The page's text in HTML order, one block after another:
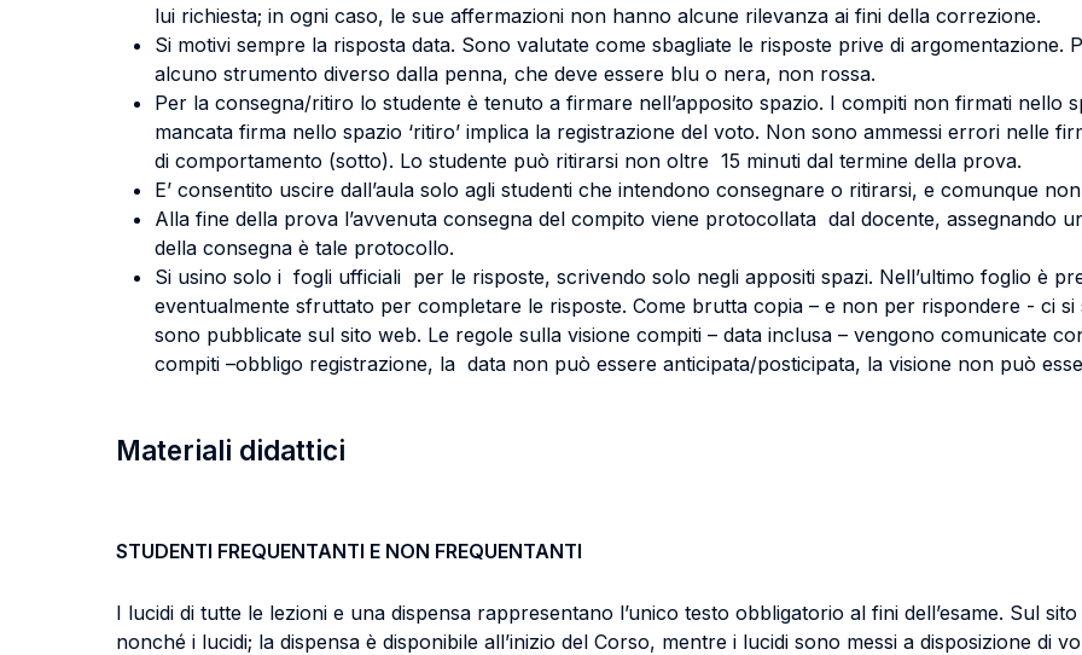
lui richiesta; in ogni caso, le sue affermazioni non hanno alcune rilevanza ai fini della correzione.
Si motivi sempre la risposta data. Sono valutate come sbagliate le risposte prive di
alcuno strumento diverso dalla penna, che deve essere blu o nera, non rossa.
Per la consegna/ritiro lo studente è tenuto a firmare nell’apposito spazio. I compiti non firmati nello
mancata firma nello spazio ‘ritiro’ implica la registrazione del voto. Non sono ammessi errori nelle
di comportamento (sotto). Lo studente può ritirarsi non oltre 15 minuti dal termine della prova.
E’ consentito uscire dall’aula solo agli studenti che intendono consegnare o ritirarsi, e comunque
Alla fine della prova l’avvenuta consegna del compito viene protocollata dal docente, assegnando
della consegna è tale protocollo.
Si usino solo i fogli ufficiali per le risposte, scrivendo solo negli appositi spazi. Nell’ultimo foglio è
eventualmente sfruttato per completare le risposte. Come brutta copia – e non per rispondere - ci
sono pubblicate sul sito web. Le regole sulla visione compiti – data inclusa – vengono comunicate
compiti –obbligo registrazione, la data non può essere anticipata/posticipata, la visione non può
Materiali didattici
STUDENTI FREQUENTANTI E NON FREQUENTANTI
I lucidi di tutte le lezioni e una dispensa rappresentano l’unico testo obbligatorio al fini dell’esame. Sul
nonché i lucidi; la dispensa è disponibile all’inizio del Corso, mentre i lucidi sono messi a disposizione di